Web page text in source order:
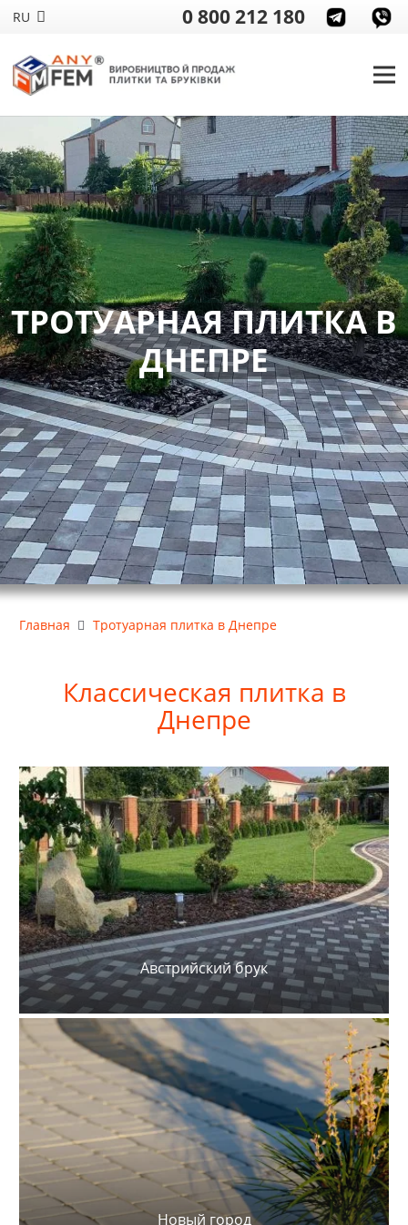
RU 0 800 212 180
ТРОТУАРНАЯ ПЛИТКА В
ДНЕПРЕ
Главная Тротуарная плитка в Днепре
Классическая плитка в
Днепре
Австрийский брук
Новый город